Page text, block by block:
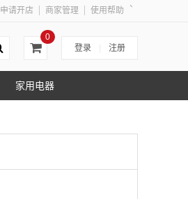
、
申请开店 商家管理 使用帮助
登录 注册
0
家用电器